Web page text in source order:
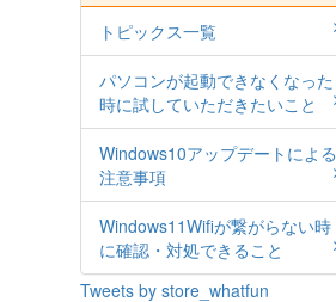
トピックス一覧
パソコンが起動できなくなった
時に試していただきたいこと
Windows10アップデートによる
注意事項
Windows11Wifiが繋がらない時
に確認・対処できること
Tweets by store_whatfun